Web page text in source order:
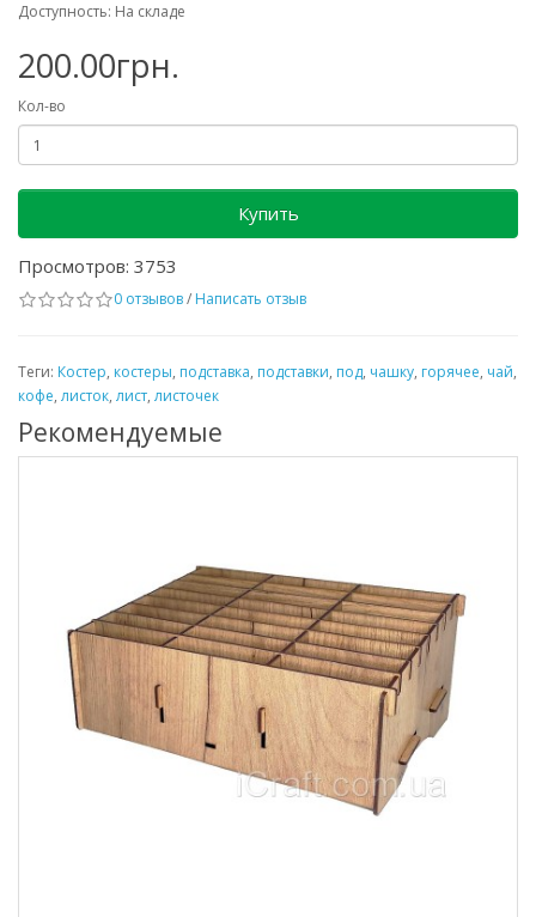
Доступность: На складе
200.00грн.
Кол-во
Купить
Просмотров: 3753
0 отзывов/ Написать отзыв
Теги: Костер, костеры, подставка, подставки, под, чашку, горячее, чай,
кофе, листок, лист, листочек
Рекомендуемые